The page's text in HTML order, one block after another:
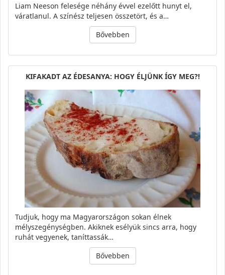
Liam Neeson felesége néhány évvel ezelőtt hunyt el,
váratlanul. A színész teljesen összetört, és a…
Bővebben
KIFAKADT AZ ÉDESANYA: HOGY ÉLJÜNK ÍGY MEG?!
Tudjuk, hogy ma Magyarországon sokan élnek
mélyszegénységben. Akiknek esélyük sincs arra, hogy
ruhát vegyenek, taníttassák…
Bővebben